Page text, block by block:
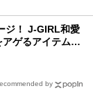
ジ！ J-GIRL和愛
アゲるアイテム＆
by